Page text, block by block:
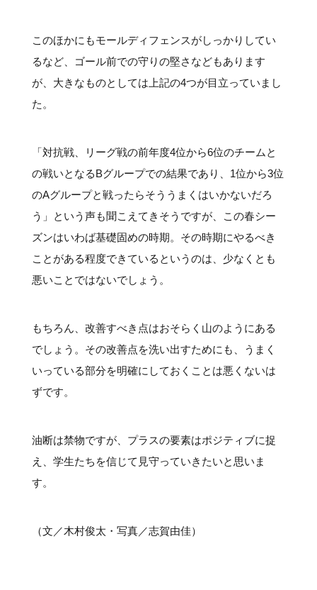
このほかにもモールディフェンスがしっかりしてい
るなど、ゴール前での守りの堅さなどもあります
が、大きなものとしては上記の4つが目立っていまし
た。
「対抗戦、リーグ戦の前年度4位から6位のチームと
の戦いとなるBグループでの結果であり、1位から3位
のAグループと戦ったらそううまくはいかないだろ
う」という声も聞こえてきそうですが、この春シー
ズンはいわば基礎固めの時期。その時期にやるべき
ことがある程度できているというのは、少なくとも
悪いことではないでしょう。
もちろん、改善すべき点はおそらく山のようにある
でしょう。その改善点を洗い出すためにも、うまく
いっている部分を明確にしておくことは悪くないは
ずです。
油断は禁物ですが、プラスの要素はポジティブに捉
え、学生たちを信じて見守っていきたいと思いま
す。
（文／木村俊太・写真／志賀由佳）